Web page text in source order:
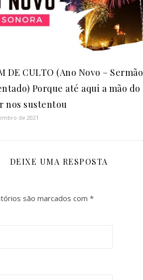
DE CULTO (Ano Novo – Sermão
Porque até aqui a mão do
nos sustentou
de 2021
DEIXE UMA RESPOSTA
são marcados com *